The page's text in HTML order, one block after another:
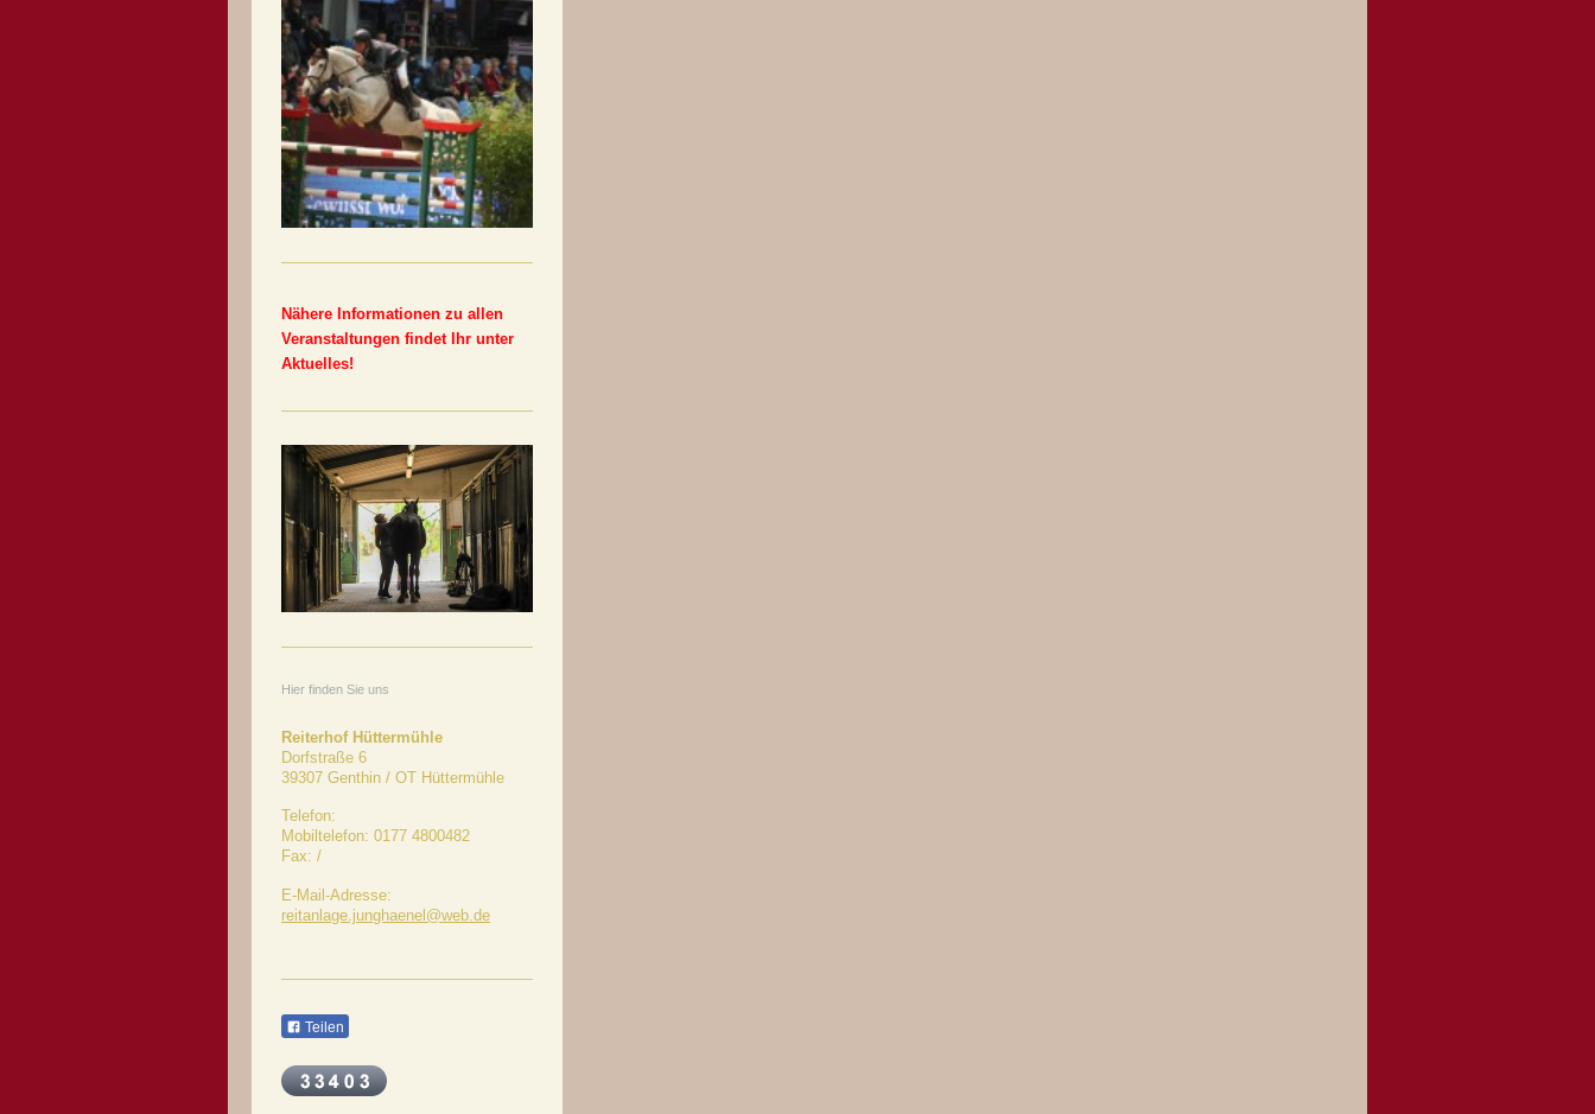
Nähere Informationen zu allen
Veranstaltungen findet Ihr unter
Aktuelles!
Hier finden Sie uns
Reiterhof Hüttermühle
Dorfstraße 6
39307 Genthin / OT Hüttermühle
Telefon:
Mobiltelefon: 0177 4800482
Fax: /
E-Mail-Adresse:
reitanlage.junghaenel@web.de
Teilen